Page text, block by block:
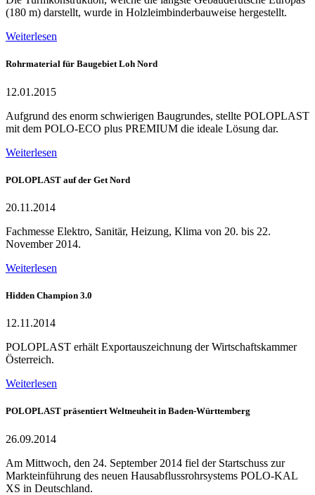
(180 m) darstellt, wurde in Holzleimbinderbauweise hergestellt.
Weiterlesen
Rohrmaterial für Baugebiet Loh Nord
12.01.2015
Aufgrund des enorm schwierigen Baugrundes, stellte POLOPLAST
mit dem POLO-ECO plus PREMIUM die ideale Lösung dar.
Weiterlesen
POLOPLAST auf der Get Nord
20.11.2014
Fachmesse Elektro, Sanitär, Heizung, Klima von 20. bis 22.
November 2014.
Weiterlesen
Hidden Champion 3.0
12.11.2014
POLOPLAST erhält Exportauszeichnung der Wirtschaftskammer
Österreich.
Weiterlesen
POLOPLAST präsentiert Weltneuheit in Baden-Württemberg
26.09.2014
Am Mittwoch, den 24. September 2014 fiel der Startschuss zur
Markteinführung des neuen Hausabflussrohrsystems POLO-KAL
XS in Deutschland.